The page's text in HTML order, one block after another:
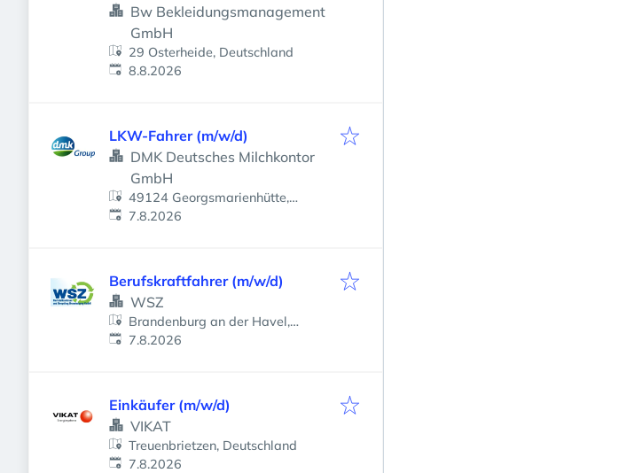
Bw Bekleidungsmanagement
GmbH
29 Osterheide, Deutschland
Veröffentlicht
8.8.2026
LKW-Fahrer (m/w/d)
DMK Deutsches Milchkontor
GmbH
49124 Georgsmarienhütte,
Deutschland
Veröffentlicht
7.8.2026
Berufskraftfahrer (m/w/d)
WSZ
Brandenburg an der Havel,
Deutschland
Veröffentlicht
7.8.2026
Einkäufer (m/w/d)
VIKAT
Treuenbrietzen, Deutschland
Veröffentlicht
7.8.2026